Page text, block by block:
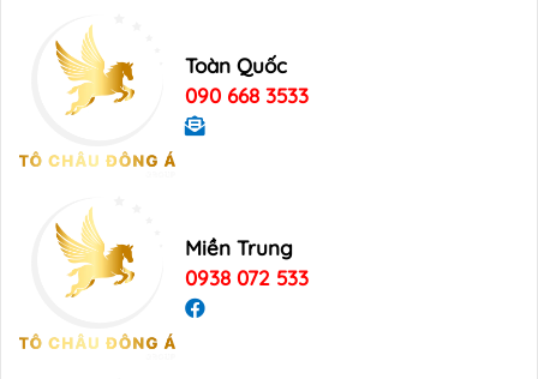
Toàn Quốc
090 668 3533
Miền Trung
0938 072 533